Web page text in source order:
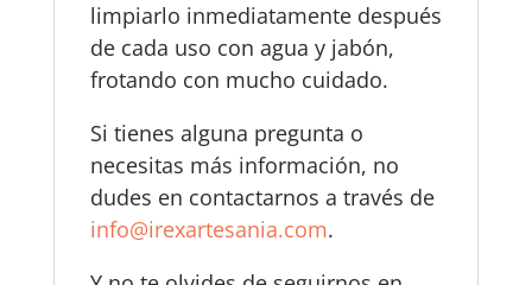
limpiarlo inmediatamente después
de cada uso con agua y jabón,
frotando con mucho cuidado.
Si tienes alguna pregunta o
necesitas más información, no
dudes en contactarnos a través de
info@irexartesania.com.